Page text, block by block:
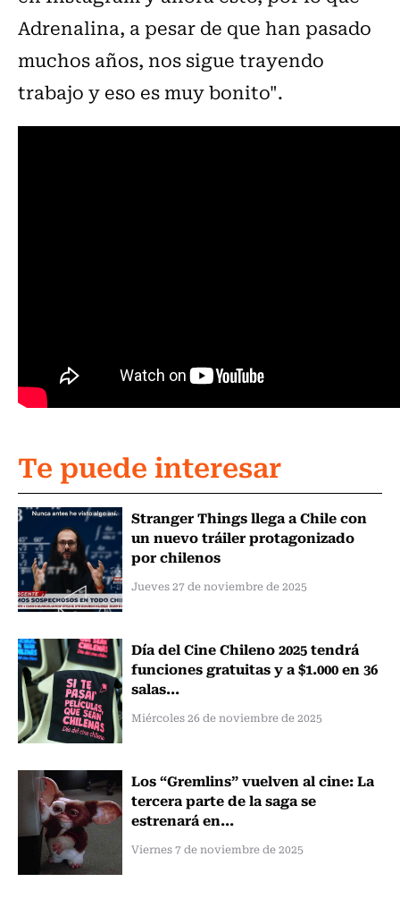
Adrenalina, a pesar de que han pasado
muchos años, nos sigue trayendo
trabajo y eso es muy bonito".
Te puede interesar
Stranger Things llega a Chile con
un nuevo tráiler protagonizado
por chilenos
Jueves 27 de noviembre de 2025
Día del Cine Chileno 2025 tendrá
funciones gratuitas y a $1.000 en 36
salas...
Miércoles 26 de noviembre de 2025
Los “Gremlins” vuelven al cine: La
tercera parte de la saga se
estrenará en...
Viernes 7 de noviembre de 2025